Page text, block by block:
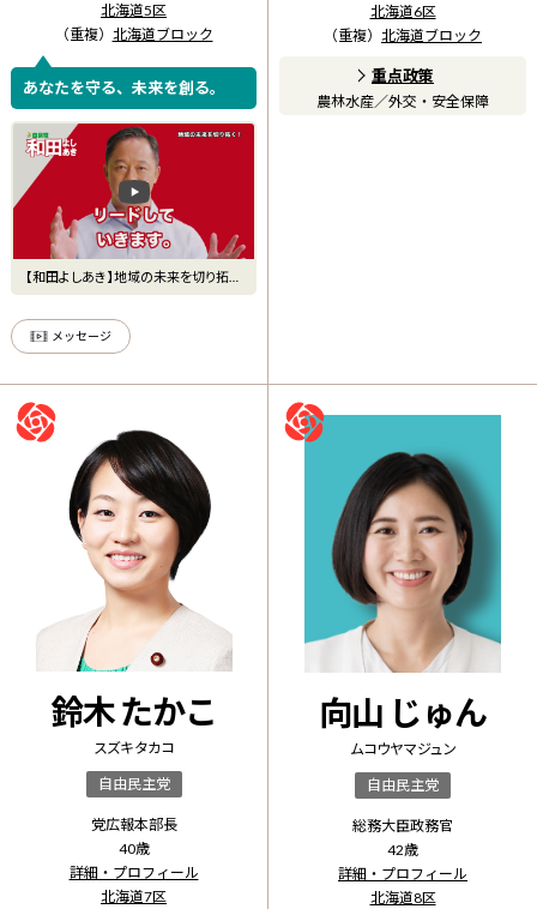
北海道5区
（重複） 北海道ブロック
あなたを守る、未来を創る。
【和田よしあき】地域の未来を切り拓
く！愛する北海道を前へ
メッセージ
北海道6区
（重複） 北海道ブロック
重点政策
農林水産／外交・安全保障
鈴木 たかこ
スズキ タカコ
自由民主党
党広報本部長
40歳
詳細・プロフィール
北海道7区
向山 じゅん
ムコウヤマ ジュン
自由民主党
総務大臣政務官
42歳
詳細・プロフィール
北海道8区